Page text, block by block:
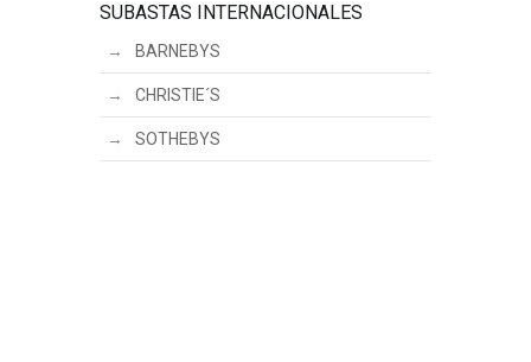
SUBASTAS INTERNACIONALES
BARNEBYS
CHRISTIE´S
SOTHEBYS